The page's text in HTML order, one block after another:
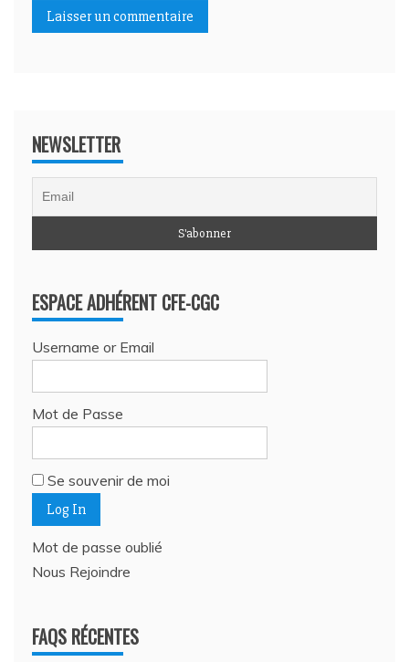
NEWSLETTER
ESPACE ADHÉRENT CFE-CGC
Username or Email
Mot de Passe
Se souvenir de moi
Mot de passe oublié
Nous Rejoindre
FAQS RÉCENTES